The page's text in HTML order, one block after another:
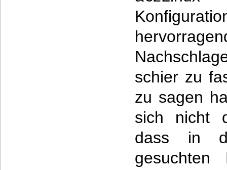
schier zu
zu sagen
sich nicht
dass in
gesuchten